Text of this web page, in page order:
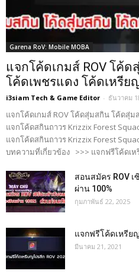
Garena RoV: Mobile MOBA
แจกโค้ดเกมส์ ROV โค้
โค้ดเพชรแดง โค้ดเหรีย
i3siam Tech & Game Editor - ธันวาคม
แจกโค้ดเกมส์ ROV โค้ดสุ่มสกิน โค้ดสุ่
แจกโค้ดสกินถาวร Krizzix Forest
แจกโค้ดสกินถาวร Krizzix Forest
บทความที่เกี่ยวข้อง >>> แจกฟรีโค้ดเห
สอนสมัคร ROV
ผ่าน 100%
กุมภาพันธ์ 22, 2025
แจกฟรีโค้ดเหรีย
มีนาคม 21, 2021